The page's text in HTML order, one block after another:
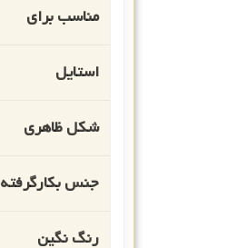
مناسب برای
استایل
شکل ظاهری
جنس بکارگرفته
رنگ نگین